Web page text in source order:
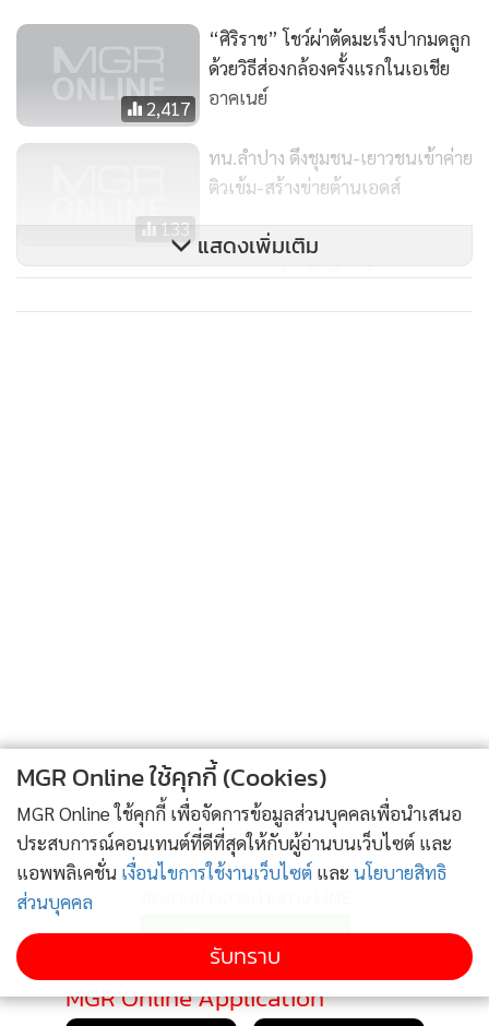
เป็นสาเหตุของการเกิดโรคมะเร็งปากมดลูกในผู้หญิงได้อีกด้วย
ซึ่งไม่มีส่วนในการลดอารมณ์ความสุขจากการร่วมเพศได้แต่อย่าง
ด้านดร.กนกวรรณ ธราวรรณ
สำนักงานศึกษานโยบาย
สาธารณสุข สวัสดิการและสังคม ในฐานะผู้วิจัยโครงการทางเลือก
ใช้มากจะจัดหามาบริการโดยการแจก หรือขาย โดยได้ทำวิจัย
กลุ่มเป้าหมายที่ผ่านการอบรมของเครือข่ายสุขภาพและโอกาส 6
2,417
“ศิริราช” โชว์ผ่าตัดมะเร็งปากมดลูก
ด้วยวิธีส่องกล้องครั้งแรกในเอเชีย
อาคเนย์
133
ทน.ลำปาง ดึงชุมชน-เยาวชนเข้าค่าย
ติวเข้ม-สร้างข่ายต้านเอดส์
เทศบาลเมืองสัตหีบพร้อมสถาน
ศึกษาร่วมเดินรณรงค์วันเอดส์โลกปี
แสดงเพิ่มเติม
MGR Online Application
MGR Online ใช้คุกกี้ (Cookies)
MGR Online ใช้คุกกี้ เพื่อจัดการข้อมูลส่วนบุคคลเพื่อนำเสนอ
ประสบการณ์คอนเทนต์ที่ดีที่สุดให้กับผู้อ่านบนเว็บไซต์ และ
แอพพลิเคชั่น เงื่อนไขการใช้งานเว็บไซต์ และ นโยบายสิทธิ
ส่วนบุคคล
รับทราบ